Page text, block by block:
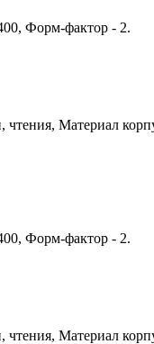
Форм-фактор - 2.
Материал
Форм-фактор - 2.
Материал